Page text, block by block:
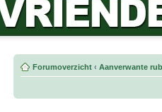
Forumoverzicht ‹ Aanverwante